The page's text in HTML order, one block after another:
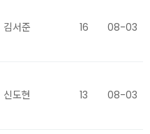
김서준 16 08-03
신도현 13 08-03